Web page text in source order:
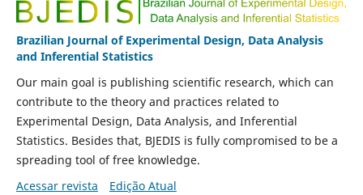
Brazilian Journal of Experimental Design, Data Analysis
and Inferential Statistics
Our main goal is publishing scientific research, which can
contribute to the theory and practices related to
Experimental Design, Data Analysis, and Inferential
Statistics. Besides that, BJEDIS is fully compromised to be a
spreading tool of free knowledge.
Acessar revista
Edição Atual